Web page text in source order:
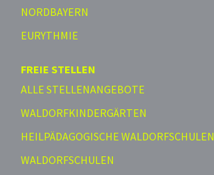
NORDBAYERN
EURYTHMIE
FREIE STELLEN
ALLE STELLENANGEBOTE
WALDORFKINDERGÄRTEN
HEILPÄDAGOGISCHE WALDORFSCHULEN
WALDORFSCHULEN